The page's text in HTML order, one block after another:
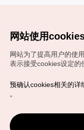
VISITKOREA官方邮
chnsim@knto.or.kr
网站使用cookies
网站为了提高用户的使
表示接受cookies设定的
预确认cookies相关的详
。